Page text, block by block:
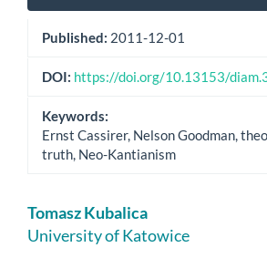
Published: 2011-12-01
DOI: https://doi.org/10.13153/
Keywords:
Ernst Cassirer, Nelson Goodman,
truth, Neo-Kantianism
Main
Article
Tomasz Kubalica
University of Katowice